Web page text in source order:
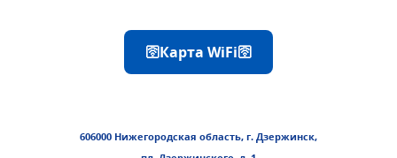
🛜Карта WiFi🛜
606000 Нижегородская область, г. Дзержинск,